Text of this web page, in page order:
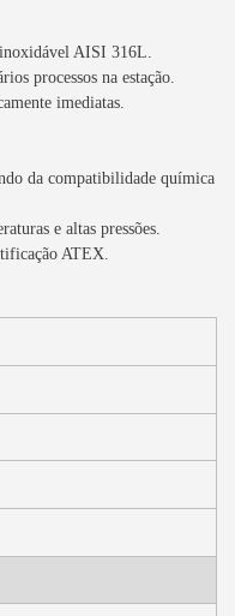
AISI 316L.
processos na estação.
imediatas.
da compatibilidade química
e altas pressões.
ATEX.